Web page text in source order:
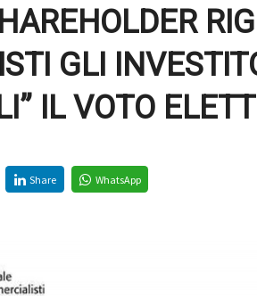
GLI
IL VOTO
Share WhatsApp